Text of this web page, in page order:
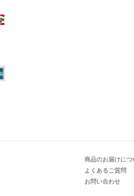
商品のお届けにつ
よくあるご質問
お問い合わせ